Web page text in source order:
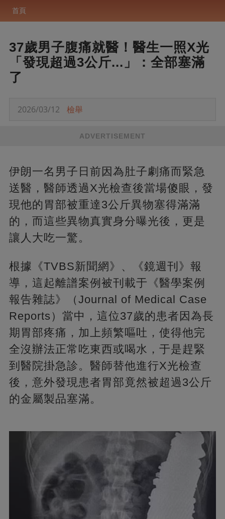
首頁
37歲男子腹痛就醫！醫生一照X光
「發現超過3公斤...」：全部塞滿
了
2026/03/12 檢舉
ADVERTISEMENT
伊朗一名男子日前因為肚子劇痛而緊急
送醫，醫師透過X光檢查後當場傻眼，發
現他的胃部被重達3公斤異物塞得滿滿
的，而這些異物真實身分曝光後，更是
讓人大吃一驚。
根據《TVBS新聞網》、《鏡週刊》報
導，這起離譜案例被刊載于《醫學案例
報告雜誌》（Journal of Medical Case
Reports）當中，這位37歲的患者因為長
期胃部疼痛，加上頻繁嘔吐，使得他完
全沒辦法正常吃東西或喝水，于是趕緊
到醫院掛急診。醫師替他進行X光檢查
後，意外發現患者胃部竟然被超過3公斤
的金屬製品塞滿。